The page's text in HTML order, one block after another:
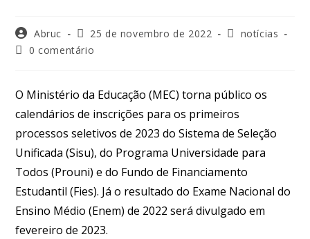
Abruc 25 de novembro de 2022
notícias
0 comentário
O Ministério da Educação (MEC) torna público os
calendários de inscrições para os primeiros
processos seletivos de 2023 do Sistema de Seleção
Unificada (Sisu), do Programa Universidade para
Todos (Prouni) e do Fundo de Financiamento
Estudantil (Fies). Já o resultado do Exame Nacional do
Ensino Médio (Enem) de 2022 será divulgado em
fevereiro de 2023.